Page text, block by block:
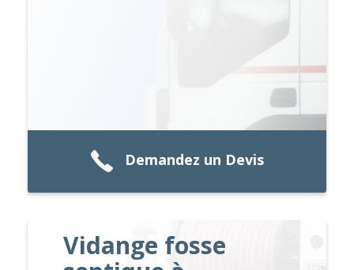
Demandez un Devis
Vidange fosse